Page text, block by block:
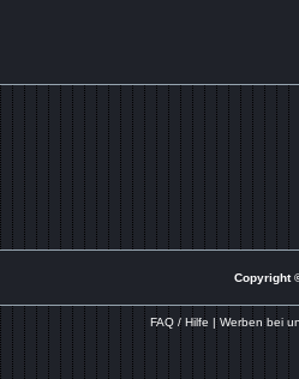
Copyright
FAQ / Hilfe |Werben bei